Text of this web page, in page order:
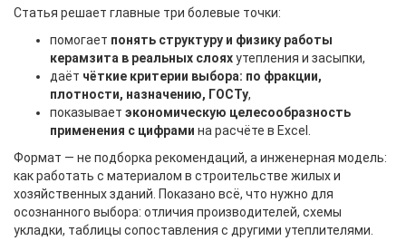
Статья решает главные три болевые точки:
помогает понять структуру и физику работы
керамзита в реальных слояхутепления и засыпки,
даёт чёткие критерии выбора: по фракции,
плотности, назначению, ГОСТу,
показывает экономическую целесообразность
применения с цифрами на расчёте в Excel.
Формат — не подборка рекомендаций, а инженерная модель:
как работать с материалом в строительстве жилых и
хозяйственных зданий. Показано всё, что нужно для
осознанного выбора: отличия производителей, схемы
укладки, таблицы сопоставления с другими утеплителями.